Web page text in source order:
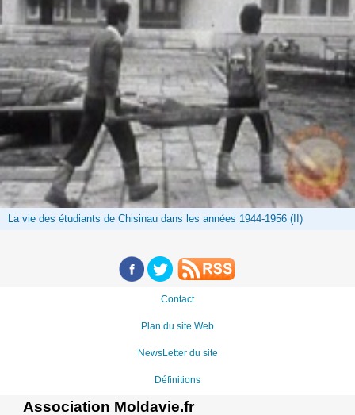
La vie des étudiants de Chisinau dans les années 1944-1956 (II)
Contact
Plan du site Web
NewsLetter du site
Définitions
Association Moldavie.fr